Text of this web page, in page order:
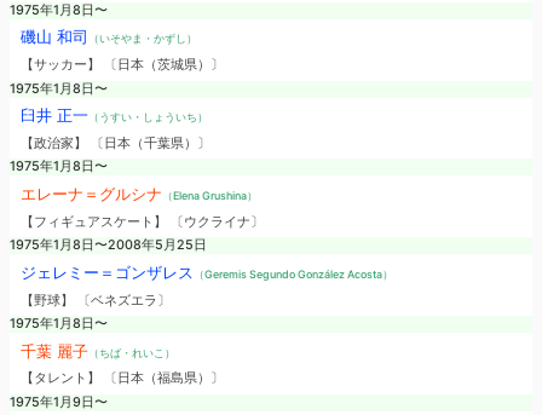
1975年1月8日〜
磯山 和司 （いそやま・かずし）
【サッカー】 〔日本（茨城県）〕
1975年1月8日〜
臼井 正一（うすい・しょういち）
【政治家】 〔日本（千葉県）〕
1975年1月8日〜
エレーナ＝グルシナ （Elena Grushina）
【フィギュアスケート】 〔ウクライナ〕
1975年1月8日〜2008年5月25日
ジェレミー＝ゴンザレス （Geremis Segundo González Acosta）
【野球】 〔ベネズエラ〕
1975年1月8日〜
千葉 麗子（ちば・れいこ）
【タレント】 〔日本（福島県）〕
1975年1月9日〜